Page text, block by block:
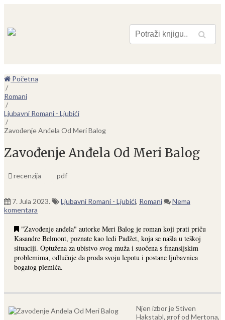
Pretraga
Početna
/
Romani
/
Ljubavni Romani - Ljubići
/
Zavođenje Anđela Od Meri Balog
Zavođenje Anđela Od Meri Balog
recenzija pdf
7. Jula 2023. Ljubavni Romani - Ljubići, Romani
Nema
komentara
"Zavođenje anđela" autorke Meri Balog je roman koji prati priču
Kasandre Belmont, poznate kao ledi Padžet, koja se našla u teškoj
situaciji. Optužena za ubistvo svog muža i suočena s finansijskim
problemima, odlučuje da proda svoju lepotu i postane ljubavnica
bogatog plemića.
Njen izbor je Stiven
Hakstabl, grof od Mertona,